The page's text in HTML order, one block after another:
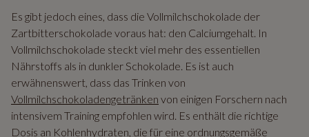
Es gibt jedoch eines, dass die Vollmilchschokolade der
Zartbitterschokolade voraus hat: den Calciumgehalt. In
Vollmilchschokolade steckt viel mehr des essentiellen
Nährstoffs als in dunkler Schokolade. Es ist auch
erwähnenswert, dass das Trinken von
Vollmilchschokoladengetränken von einigen Forschern nach
intensivem Training empfohlen wird. Es enthält die richtige
Dosis an Kohlenhydraten, die für eine ordnungsgemäße